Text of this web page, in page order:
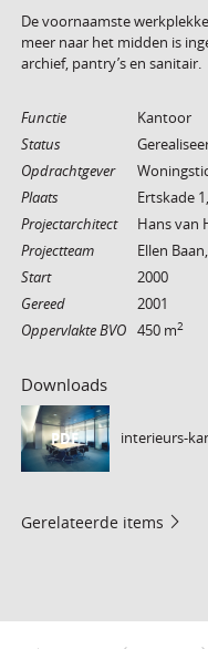
De voornaamste
meer naar het midden is
archief, pantry’s en sanitair.
Functie
Kantoor
Status
Opdrachtgever
Plaats
Ertskade
Projectarchitect
Hans van
Projectteam
Ellen
Start
2000
Gereed
2001
Oppervlakte BVO 450 m2
Downloads
PDF interieurs-
Gerelateerde items